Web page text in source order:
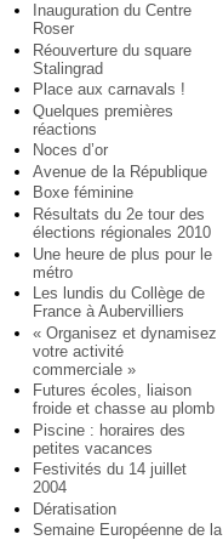
Inauguration du Centre
Roser
Réouverture du square
Stalingrad
Place aux carnavals !
Quelques premières
réactions
Noces d’or
Avenue de la République
Boxe féminine
Résultats du 2e tour des
élections régionales 2010
Une heure de plus pour le
métro
Les lundis du Collège de
France à Aubervilliers
« Organisez et dynamisez
votre activité
commerciale »
Futures écoles, liaison
froide et chasse au plomb
Piscine : horaires des
petites vacances
Festivités du 14 juillet
2004
Dératisation
Semaine Européenne de la